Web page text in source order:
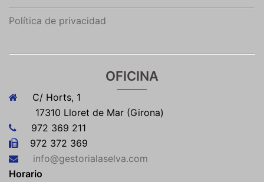
Política de privacidad
OFICINA
C/ Horts, 1
17310 Lloret de Mar (Girona)
972 369 211
972 372 369
info@gestorialaselva.com
Horario